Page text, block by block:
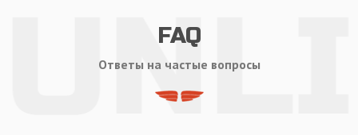
FAQ
Ответы на частые вопросы